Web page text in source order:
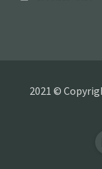
2021 ©